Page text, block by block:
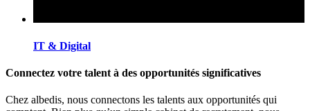
IT & Digital
Connectez votre talent à des opportunités significatives
Chez albedis, nous connectons les talents aux opportunités qui